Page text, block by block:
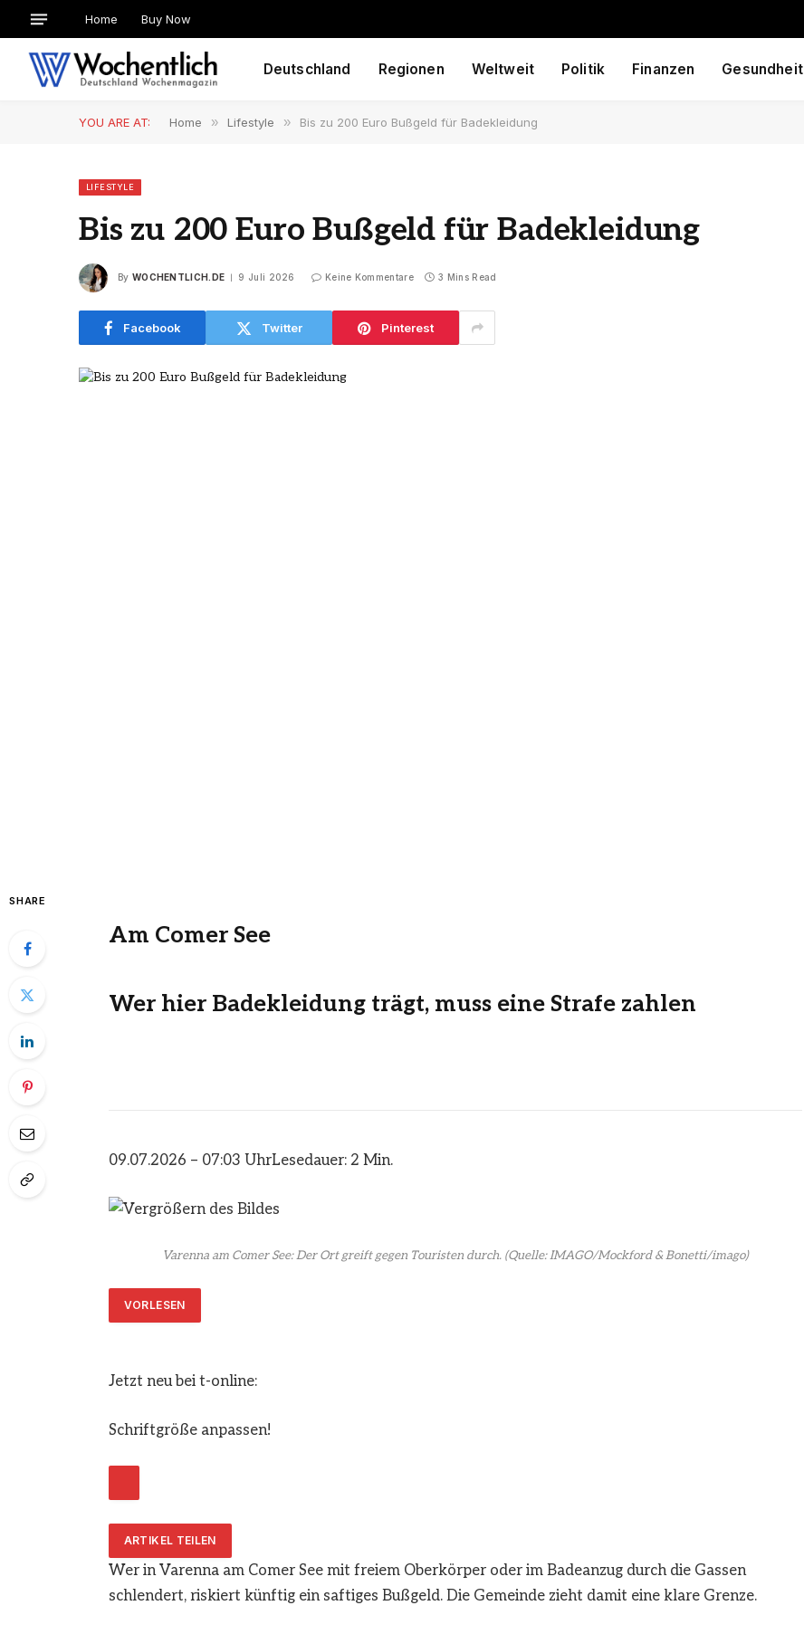
Home Buy Now
Deutschland Regionen Weltweit Politik Finanzen Gesundheit
YOU ARE AT: Home » Lifestyle » Bis zu 200 Euro Bußgeld für Badekleidung
LIFESTYLE
Bis zu 200 Euro Bußgeld für Badekleidung
By WOCHENTLICH.DE 9 Juli 2026 Keine Kommentare 3 Mins Read
Facebook Twitter Pinterest
SHARE
Am Comer See
Wer hier Badekleidung trägt, muss eine Strafe zahlen
09.07.2026 – 07:03 UhrLesedauer: 2 Min.
Varenna am Comer See: Der Ort greift gegen Touristen durch. (Quelle: IMAGO/Mockford & Bonetti/imago)
VORLESEN
Jetzt neu bei t-online:
Schriftgröße anpassen!
ARTIKEL TEILEN
Wer in Varenna am Comer See mit freiem Oberkörper oder im Badeanzug durch die Gassen
schlendert, riskiert künftig ein saftiges Bußgeld. Die Gemeinde zieht damit eine klare Grenze.